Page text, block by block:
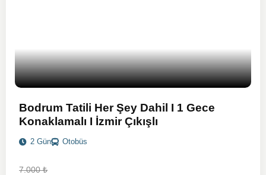
Bodrum Tatili Her Şey Dahil I 1 Gece
Konaklamalı I İzmir Çıkışlı
2 Gün Otobüs
7.000₺